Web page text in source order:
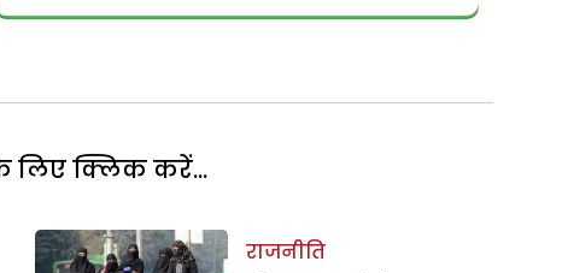
लिए क्लिक करें...
राजनीति